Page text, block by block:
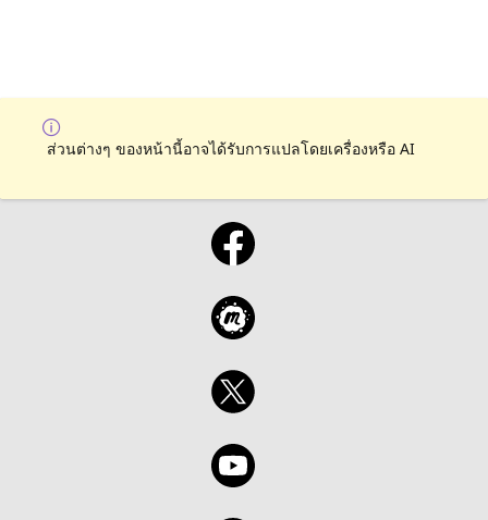
ส่วนต่างๆ ของหน้านี้อาจได้รับการแปลโดยเครื่องหรือ AI